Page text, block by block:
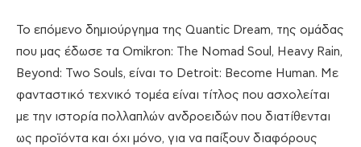
Το επόμενο δημιούργημα της Quantic Dream, της ομάδας
που μας έδωσε τα Omikron: The Nomad Soul, Heavy Rain,
Beyond: Two Souls, είναι το Detroit: Become Human. Με
φανταστικό τεχνικό τομέα είναι τίτλος που ασχολείται
με την ιστορία πολλαπλών ανδροειδών που διατίθενται
ως προϊόντα και όχι μόνο, για να παίξουν διαφόρους